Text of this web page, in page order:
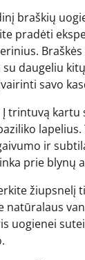
braškių
pradėti
daugeliu
savo
Į trintuvą kartu
lapelius.
ir
prie blynų
žiupsnelį
natūralaus
uogienei